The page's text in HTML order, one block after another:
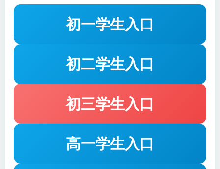
初一学生入口
初二学生入口
初三学生入口
高一学生入口